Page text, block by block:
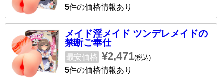
5件の価格情報あり
メイド淫メイド ツンデレメイドの
禁断ご奉仕
最安価格 ¥2,471(税込)
5件の価格情報あり